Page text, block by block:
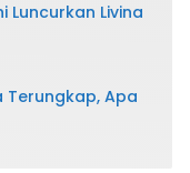
Luncurkan Livina
Terungkap, Apa